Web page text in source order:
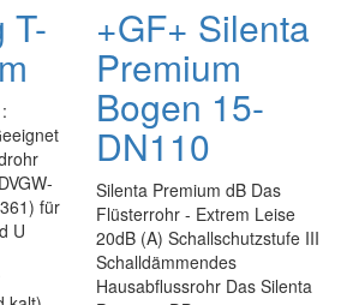
T-
für
U
+GF+ Silenta
Premium
Bogen 15-
DN110
Silenta Premium dB Das
Flüsterrohr - Extrem Leise
20dB (A) Schallschutzstufe III
Schalldämmendes
Hausabflussrohr Das Silenta